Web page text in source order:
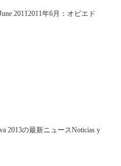
20112011年6月：オビエド
2013の最新ニュースNoticias y